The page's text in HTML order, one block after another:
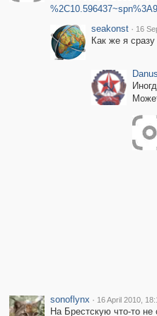
seakonst · 16
Как же я
sonoflynx · 16 April 2010,
На Брестскую что-то не